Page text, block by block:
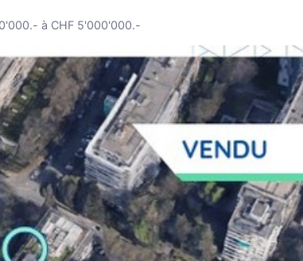
à CHF 5'000'000.-